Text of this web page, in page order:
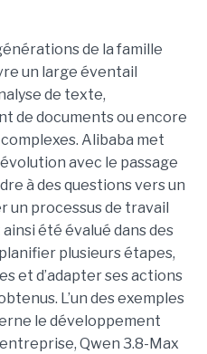
de la famille
un large éventail
de texte,
de documents ou encore
Alibaba met
avec le passage
à des questions vers un
un processus de travail
été évalué dans des
plusieurs étapes,
et d’adapter ses actions
L’un des exemples
le développement
Qwen 3.8-Max